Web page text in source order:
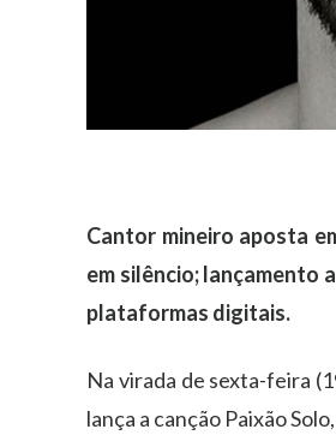
Cantor mineiro aposta
em silêncio; lançamento
plataformas digitais.
Na virada de sexta-feira
lança a canção Paixão